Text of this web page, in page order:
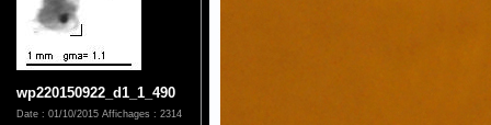
wp220150922_d1_1_490
Date : 01/10/2015 Affichages : 2314